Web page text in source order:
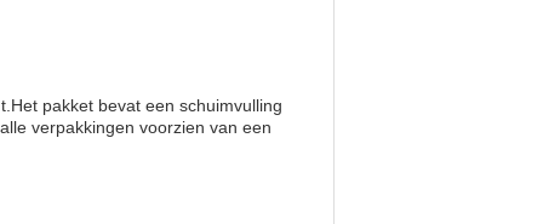
pakket bevat een schuimvulling
verpakkingen voorzien van een